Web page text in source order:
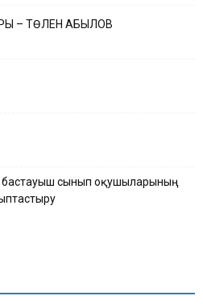
– ТӨЛЕН ҚАБЫЛОВ
бастауыш сынып оқушыларының